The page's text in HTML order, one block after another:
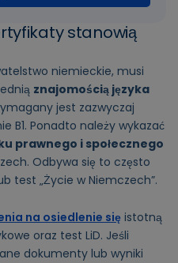
stanowią
niemieckie, musi
znajomością języka
jest zazwyczaj
B1. Ponadto należy wykazać
prawnego i społecznego
Odbywa się to często
test „Życie w Niemczech”.
na osiedlenie się istotną
oraz test LiD. Jeśli
dokumenty lub wyniki